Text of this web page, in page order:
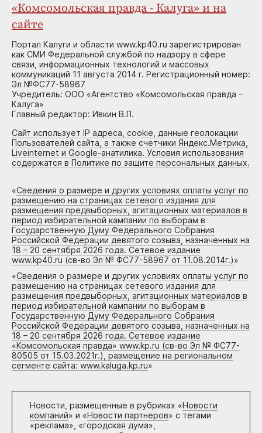
«Комсомольская правда - Калуга» и на
сайте
Портал Калуги и области www.kp40.ru зарегистрирован
как СМИ Федеральной службой по надзору в сфере
связи, информационных технологий и массовых
коммуникаций 11 августа 2014 г. Регистрационный номер:
Эл №ФС77-58967
Учредитель: ООО «Агентство «Комсомольская правда –
Калуга»
Главный редактор: Ивкин В.П.
Сайт использует IP адреса, cookie, данные геолокации
Пользователей сайта, а также счетчики Яндекс.Метрика,
Liveinternet и Google-анатилика. Условия использования
содержатся в Политике по защите персональных данных.
«Сведения о размере и других условиях оплаты услуг по
размещению на страницах сетевого издания для
размещения предвыборных, агитационных материалов в
период избирательной кампании по выборам в
Государственную Думу Федерального Собрания
Российской Федерации девятого созыва, назначенных на
18 – 20 сентября 2026 года. Сетевое издание
www.kp40.ru (св-во Эл № ФС77-58967 от 11.08.2014г.)»
«Сведения о размере и других условиях оплаты услуг по
размещению на страницах сетевого издания для
размещения предвыборных, агитационных материалов в
период избирательной кампании по выборам в
Государственную Думу Федерального Собрания
Российской Федерации девятого созыва, назначенных на
18 – 20 сентября 2026 года. Сетевое издание
«Комсомольская правда» www.kp.ru (св-во Эл № ФС77-
80505 от 15.03.2021г.), размещение на региональном
сегменте сайта: www.kaluga.kp.ru»
Новости, размещенные в рубриках «Новости
компаний» и «Новости партнеров» с тегами
«реклама», «городская дума»,